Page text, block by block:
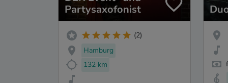
Partysaxofonist
(2)
Hamburg
132 km